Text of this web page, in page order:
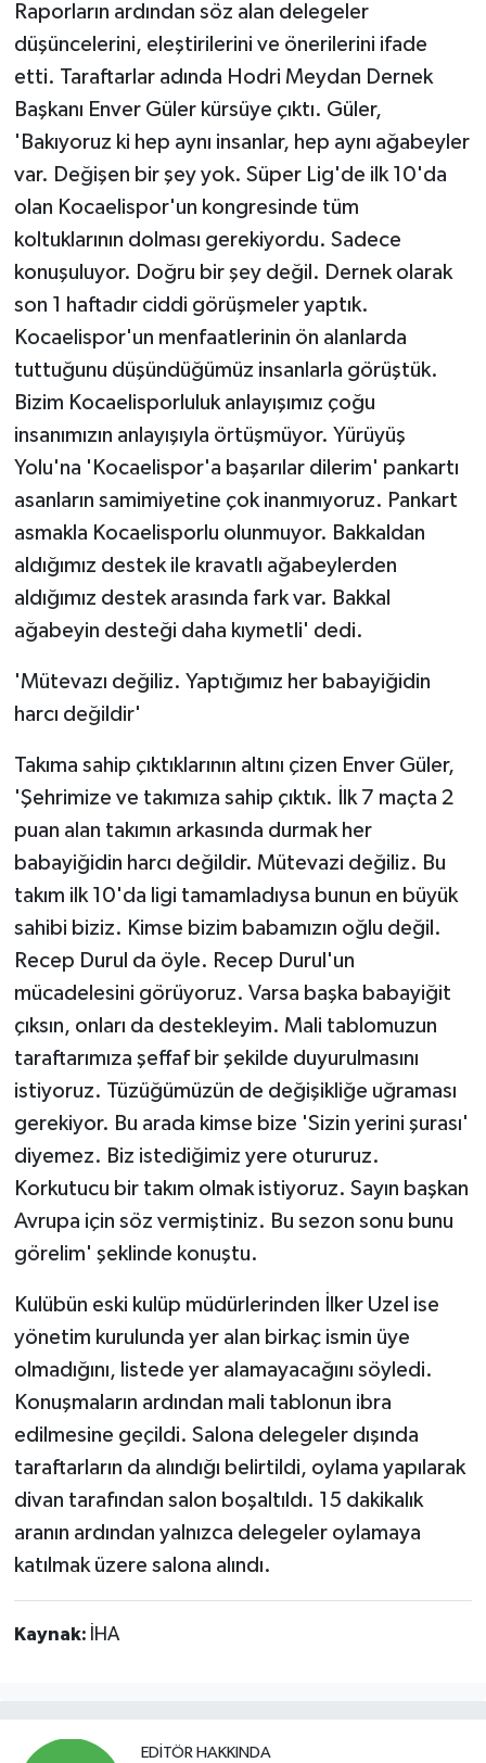
Raporların ardından söz alan delegeler
düşüncelerini, eleştirilerini ve önerilerini ifade
etti. Taraftarlar adında Hodri Meydan Dernek
Başkanı Enver Güler kürsüye çıktı. Güler,
'Bakıyoruz ki hep aynı insanlar, hep aynı ağabeyler
var. Değişen bir şey yok. Süper Lig'de ilk 10'da
olan Kocaelispor'un kongresinde tüm
koltuklarının dolması gerekiyordu. Sadece
konuşuluyor. Doğru bir şey değil. Dernek olarak
son 1 haftadır ciddi görüşmeler yaptık.
Kocaelispor'un menfaatlerinin ön alanlarda
tuttuğunu düşündüğümüz insanlarla görüştük.
Bizim Kocaelisporluluk anlayışımız çoğu
insanımızın anlayışıyla örtüşmüyor. Yürüyüş
Yolu'na 'Kocaelispor'a başarılar dilerim' pankartı
asanların samimiyetine çok inanmıyoruz. Pankart
asmakla Kocaelisporlu olunmuyor. Bakkaldan
aldığımız destek ile kravatlı ağabeylerden
aldığımız destek arasında fark var. Bakkal
ağabeyin desteği daha kıymetli' dedi.
'Mütevazı değiliz. Yaptığımız her babayiğidin
harcı değildir'
Takıma sahip çıktıklarının altını çizen Enver Güler,
'Şehrimize ve takımıza sahip çıktık. İlk 7 maçta 2
puan alan takımın arkasında durmak her
babayiğidin harcı değildir. Mütevazi değiliz. Bu
takım ilk 10'da ligi tamamladıysa bunun en büyük
sahibi biziz. Kimse bizim babamızın oğlu değil.
Recep Durul da öyle. Recep Durul'un
mücadelesini görüyoruz. Varsa başka babayiğit
çıksın, onları da destekleyim. Mali tablomuzun
taraftarımıza şeffaf bir şekilde duyurulmasını
istiyoruz. Tüzüğümüzün de değişikliğe uğraması
gerekiyor. Bu arada kimse bize 'Sizin yerini şurası'
diyemez. Biz istediğimiz yere otururuz.
Korkutucu bir takım olmak istiyoruz. Sayın başkan
Avrupa için söz vermiştiniz. Bu sezon sonu bunu
görelim' şeklinde konuştu.
Kulübün eski kulüp müdürlerinden İlker Uzel ise
yönetim kurulunda yer alan birkaç ismin üye
olmadığını, listede yer alamayacağını söyledi.
Konuşmaların ardından mali tablonun ibra
edilmesine geçildi. Salona delegeler dışında
taraftarların da alındığı belirtildi, oylama yapılarak
divan tarafından salon boşaltıldı. 15 dakikalık
aranın ardından yalnızca delegeler oylamaya
katılmak üzere salona alındı.
Kaynak: İHA
EDITÖR HAKKINDA